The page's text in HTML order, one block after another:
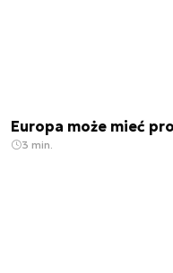
Europa może mieć
3 min.